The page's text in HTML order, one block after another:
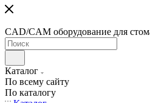
CAD/CAM оборудование для
Каталог
По всему сайту
По каталогу